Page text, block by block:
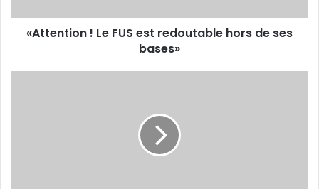
ses
bases»
«Attention ! Le FUS est redoutable hors de ses
bases»